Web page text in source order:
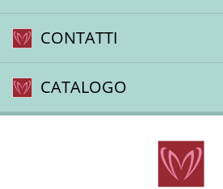
CONTATTI
CATALOGO